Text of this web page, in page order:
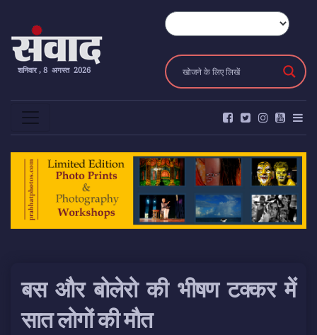
शनिवार , 8 अगस्त 2026
बस और बोलेरो की भीषण टक्कर में
सात लोगों की मौत